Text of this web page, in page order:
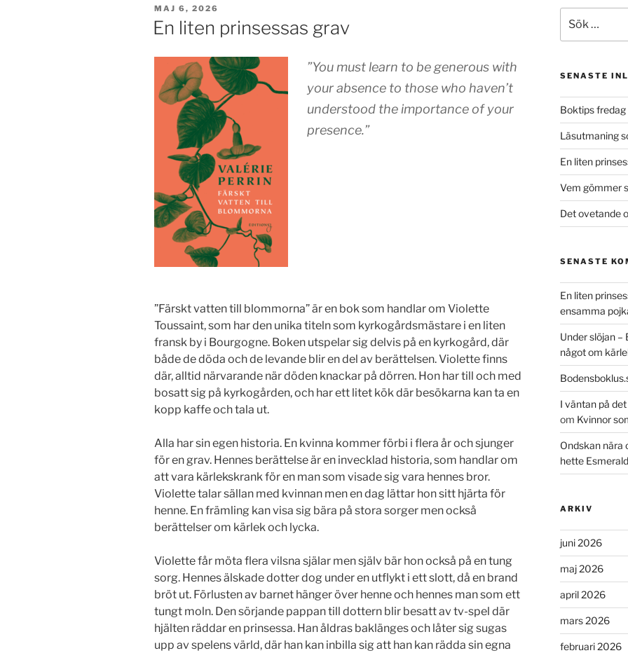
PUBLICERAT
MAJ 6, 2026
En liten prinsessas grav
”You must learn to be generous with
your absence to those who haven’t
understood the importance of your
presence.”
”Färskt vatten till blommorna” är en bok som handlar om Violette
Toussaint, som har den unika titeln som kyrkogårdsmästare i en liten
fransk by i Bourgogne. Boken utspelar sig delvis på en kyrkogård, där
både de döda och de levande blir en del av berättelsen. Violette finns
där, alltid närvarande när döden knackar på dörren. Hon har till och med
bosatt sig på kyrkogården, och har ett litet kök där besökarna kan ta en
kopp kaffe och tala ut.
Alla har sin egen historia. En kvinna kommer förbi i flera år och sjunger
för en grav. Hennes berättelse är en invecklad historia, som handlar om
att vara kärlekskrank för en man som visade sig vara hennes bror.
Violette talar sällan med kvinnan men en dag lättar hon sitt hjärta för
henne. En främling kan visa sig bära på stora sorger men också
berättelser om kärlek och lycka.
Violette får möta flera vilsna själar men själv bär hon också på en tung
sorg. Hennes älskade dotter dog under en utflykt i ett slott, då en brand
bröt ut. Förlusten av barnet hänger över henne och hennes man som ett
tungt moln. Den sörjande pappan till dottern blir besatt av tv-spel där
hjälten räddar en prinsessa. Han åldras baklänges och låter sig sugas
upp av spelens värld, där han kan inbilla sig att han kan rädda sin egna
efter:
SENASTE
Boktips fredag
Läsutmaning
En liten
Vem gömmer
Det ovetande
SENASTE
En liten
ensamma
Under slöjan –
något om
I väntan på
om Kvinnor
Ondskan nära
hette
ARKIV
juni 2026
maj 2026
april 2026
mars 2026
februari 2026